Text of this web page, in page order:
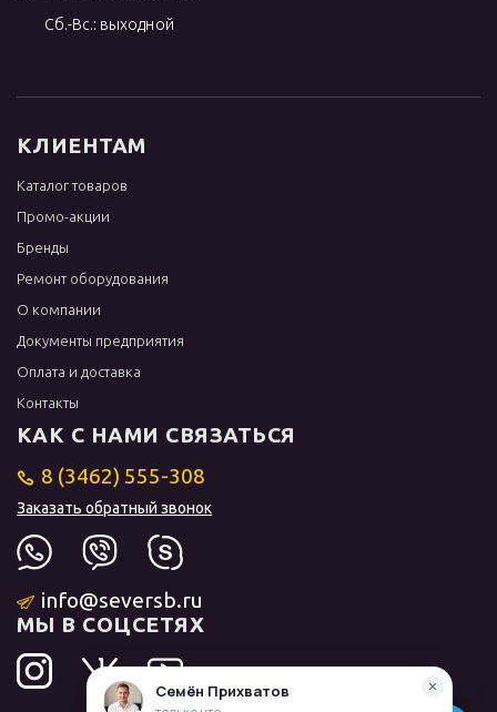
Сб.-Вс.: выходной
КЛИЕНТАМ
Каталог товаров
Промо-акции
Бренды
Ремонт оборудования
О компании
Документы предприятия
Оплата и доставка
Контакты
КАК С НАМИ СВЯЗАТЬСЯ
8 (3462) 555-308
Заказать обратный звонок
info@seversb.ru
МЫ В СОЦСЕТЯХ